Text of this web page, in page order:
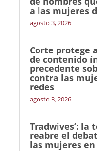
a las mujeres
agosto 3, 2026
Corte protege
de contenido
precedente
contra las
redes
agosto 3, 2026
Tradwives’: la
reabre el
las mujeres